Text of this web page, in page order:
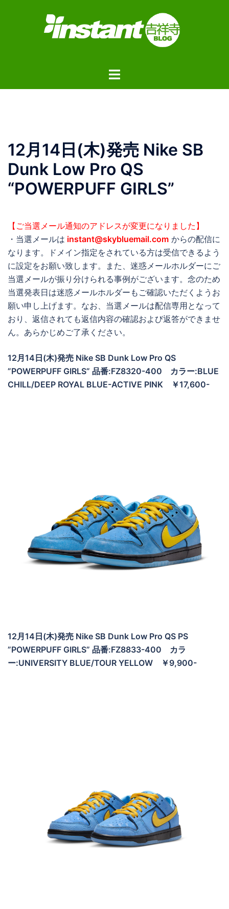
ト
ー
12月14日(木)発売 Nike SB
Dunk Low Pro QS
“POWERPUFF GIRLS”
【ご当選メール通知のアドレスが変更になりました】
・当選メールは instant@skybluemail.com からの配信に
なります。ドメイン指定をされている方は受信できるよう
に設定をお願い致します。また、迷惑メールホルダーにご
当選メールが振り分けられる事例がございます。念のため
当選発表日は迷惑メールホルダーもご確認いただくようお
願い申し上げます。なお、当選メールは配信専用となって
おり、返信されても返信内容の確認および返答ができませ
ん。あらかじめご了承ください。
12月14日(木)発売 Nike SB Dunk Low Pro QS
”POWERPUFF GIRLS” 品番:FZ8320-400 カラー:BLUE
CHILL/DEEP ROYAL BLUE-ACTIVE PINK ￥17,600-
12月14日(木)発売 Nike SB Dunk Low Pro QS PS
”POWERPUFF GIRLS” 品番:FZ8833-400 カラ
ー:UNIVERSITY BLUE/TOUR YELLOW ￥9,900-